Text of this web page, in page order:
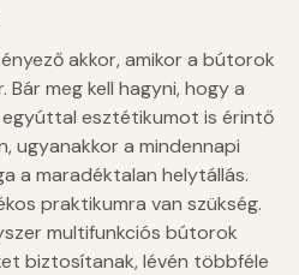
akkor, amikor a bútorok
Bár meg kell hagyni, hogy a
esztétikumot is érintő
ugyanakkor a mindennapi
a maradéktalan helytállás.
praktikumra van szükség.
multifunkciós bútorok
biztosítanak, lévén többféle